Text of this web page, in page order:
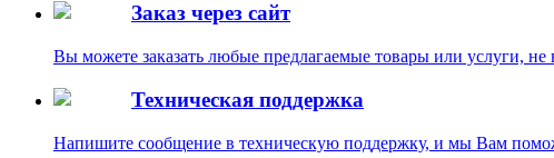
Заказ через сайт
Вы можете заказать любые предлагаемые товары или услуги, не
Техническая поддержка
Напишите сообщение в техническую поддержку, и мы Вам